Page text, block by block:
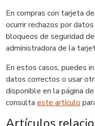
En compras con tarjeta
ocurrir rechazos por
bloqueos de seguridad
administradora de la
En estos casos, puedes
datos correctos o usar
disponible en la página
consulta este artículo